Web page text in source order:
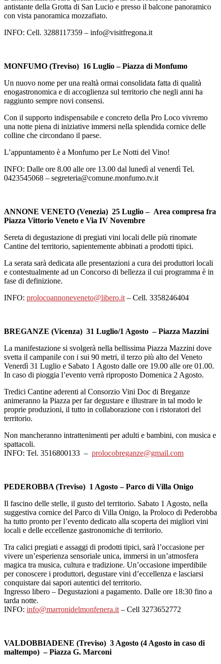
antistante della Grotta di San Lucio e presso il balcone panoramico
con vista panoramica mozzafiato.
INFO: Cell. 3288117359 – info@visitfregona.it
MONFUMO (Treviso) 16 Luglio – Piazza di Monfumo
Un nuovo nome per una realtà ormai consolidata fatta di qualità
enogastronomica e di accoglienza sul territorio che negli anni ha
raggiunto sempre novi consensi.
Con il supporto indispensabile e concreto della Pro Loco vivremo
una notte piena di iniziative immersi nella splendida cornice delle
colline che circondano il paese.
L’appuntamento è a Monfumo per Le Notti del Vino!
INFO: Dalle ore 8.00 alle ore 13.00 dal lunedì al venerdì Tel.
0423545068 – segreteria@comune.monfumo.tv.it
ANNONE VENETO (Venezia) 25 Luglio – Area compresa fra
Piazza Vittorio Veneto e Via IV Novembre
Sereta di degustazione di pregiati vini locali delle più rinomate
Cantine del territorio, sapientemente abbinati a prodotti tipici.
La serata sarà dedicata alle presentazioni a cura dei produttori locali
e contestualmente ad un Concorso di bellezza il cui programma è in
fase di definizione.
INFO: prolocoannoneveneto@libero.it – Cell. 3358246404
BREGANZE (Vicenza) 31 Luglio/1 Agosto – Piazza Mazzini
La manifestazione si svolgerà nella bellissima Piazza Mazzini dove
svetta il campanile con i sui 90 metri, il terzo più alto del Veneto
Venerdì 31 Luglio e Sabato 1 Agosto dalle ore 19.00 alle ore 01.00.
In caso di pioggia l’evento verrà riproposto Domenica 2 Agosto.
Tredici Cantine aderenti al Consorzio Vini Doc di Breganze
animeranno la Piazza per far degustare e illustrare in tal modo le
proprie produzioni, il tutto in collaborazione con i ristoratori del
territorio.
Non mancheranno intrattenimenti per adulti e bambini, con musica e
spattacoli.
INFO: Tel. 3516800133 – prolocobreganze@gmail.com
PEDEROBBA (Treviso) 1 Agosto – Parco di Villa Onigo
Il fascino delle stelle, il gusto del territorio. Sabato 1 Agosto, nella
suggestiva cornice del Parco di Villa Onigo, la Proloco di Pederobba
ha tutto pronto per l’evento dedicato alla scoperta dei migliori vini
locali e delle eccellenze gastronomiche di territorio.
Tra calici pregiati e assaggi di prodotti tipici, sarà l’occasione per
vivere un’esperienza sensoriale unica, immersi in un’atmosfera
magica tra musica, cultura e tradizione. Un’occasione imperdibile
per conoscere i produttori, degustare vini d’eccellenza e lasciarsi
conquistare dai sapori autentici del territorio.
Ingresso libero – Degustazioni a pagamento. Dalle ore 18:30 fino a
tarda notte.
INFO: info@marronidelmonfenera.it – Cell 3273652772
VALDOBBIADENE (Treviso) 3 Agosto (4 Agosto in caso di
maltempo) – Piazza G. Marconi